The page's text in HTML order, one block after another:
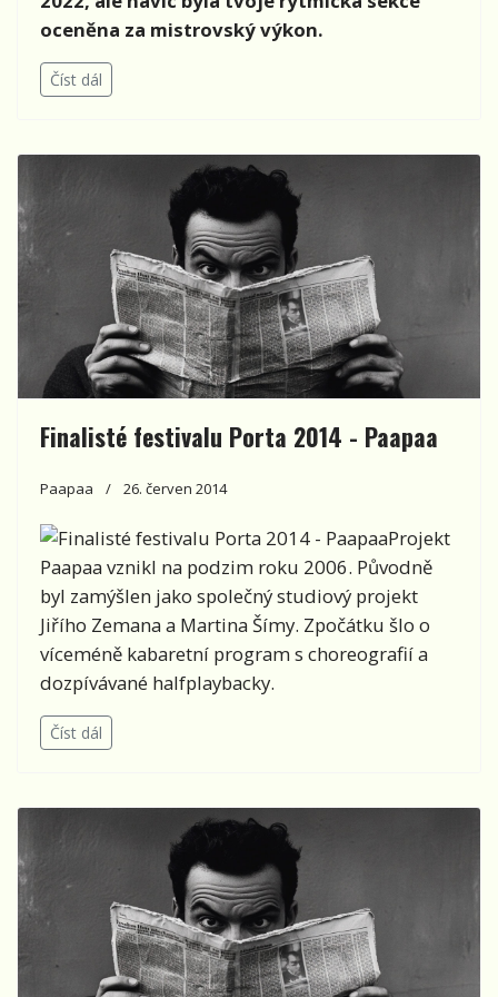
oceněna za mistrovský výkon.
Číst dál
Finalisté festivalu Porta 2014 - Paapaa
Paapaa 26. červen 2014
Projekt
Paapaa vznikl na podzim roku 2006. Původně
byl zamýšlen jako společný studiový projekt
Jiřího Zemana a Martina Šímy. Zpočátku šlo o
víceméně kabaretní program s choreografií a
dozpívávané halfplaybacky.
Číst dál